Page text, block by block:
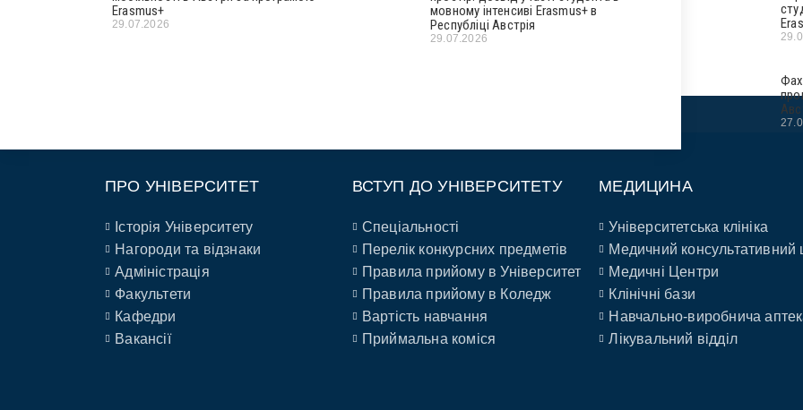
Erasmus+
29.07.2026
мовному інтенсиві Erasmus+ в
Республіці Австрія
29.07.2026
ПРО УНІВЕРСИТЕТ
Історія Університету
Нагороди та відзнаки
Адміністрація
Факультети
Кафедри
Вакансії
ВСТУП ДО УНІВЕРСИТЕТУ
Спеціальності
Перелік конкурсних предметів
Правила прийому в Університет
Правила прийому в Коледж
Вартість навчання
Приймальна коміся
МЕДИЦИНА
Університетська клініка
Медичний консультативний
Медичні Центри
Клінічні бази
Навчально-виробнича
Лікувальний відділ